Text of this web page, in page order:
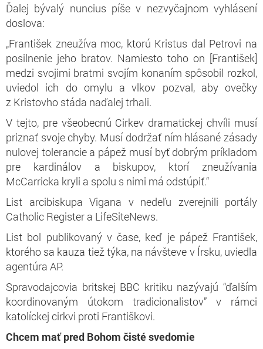
Ďalej bývalý nuncius píše v nezvyčajnom vyhlásení
doslova:
„František zneužíva moc, ktorú Kristus dal Petrovi na
posilnenie jeho bratov. Namiesto toho on [František]
medzi svojimi bratmi svojím konaním spôsobil rozkol,
uviedol ich do omylu a vlkov pozval, aby ovečky
z Kristovho stáda naďalej trhali.
V tejto, pre všeobecnú Cirkev dramatickej chvíli musí
priznať svoje chyby. Musí dodržať ním hlásané zásady
nulovej tolerancie a pápež musí byť dobrým príkladom
pre kardinálov a biskupov, ktorí zneužívania
McCarricka kryli a spolu s nimi má odstúpiť.“
List arcibiskupa Vigana v nedeľu zverejnili portály
Catholic Register a LifeSiteNews.
List bol publikovaný v čase, keď je pápež František,
ktorého sa kauza tiež týka, na návšteve v Írsku, uviedla
agentúra AP.
Spravodajcovia britskej BBC kritiku nazývajú “ďalším
koordinovaným útokom tradicionalistov” v rámci
katolíckej cirkvi proti Františkovi.
Chcem mať pred Bohom čisté svedomie